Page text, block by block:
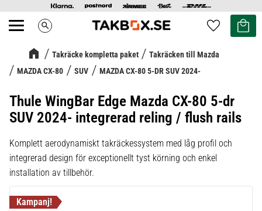
Meny search Favoriter
Kundvagn
Takräcke kompletta paket
Takräcken till Mazda
MAZDA CX-80
SUV MAZDA CX-80 5-DR SUV 2024-
Thule WingBar Edge Mazda CX-80 5-dr
SUV 2024- integrerad reling / flush rails
Komplett aerodynamiskt takräckessystem med låg profil och
integrerad design för exceptionellt tyst körning och enkel
installation av tillbehör.